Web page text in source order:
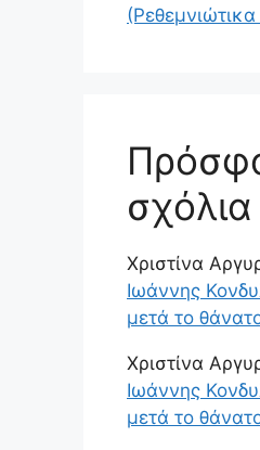
σχόλια
Χριστίνα
Ιωάννης
μετά το
Χριστίνα
Ιωάννης
μετά το